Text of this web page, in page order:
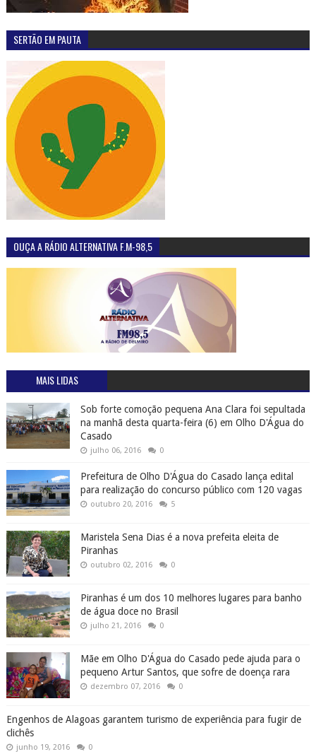
SERTÃO EM PAUTA
OUÇA A RÁDIO ALTERNATIVA F.M-98,5
MAIS LIDAS
Sob forte comoção pequena Ana Clara foi sepultada
na manhã desta quarta-feira (6) em Olho D'Água do
Casado
julho 06, 2016 0
Prefeitura de Olho D'Água do Casado lança edital
para realização do concurso público com 120 vagas
outubro 20, 2016 5
Maristela Sena Dias é a nova prefeita eleita de
Piranhas
outubro 02, 2016 0
Piranhas é um dos 10 melhores lugares para banho
de água doce no Brasil
julho 21, 2016 0
Mãe em Olho D'Água do Casado pede ajuda para o
pequeno Artur Santos, que sofre de doença rara
dezembro 07, 2016 0
Engenhos de Alagoas garantem turismo de experiência para fugir de
clichês
junho 19, 2016 0